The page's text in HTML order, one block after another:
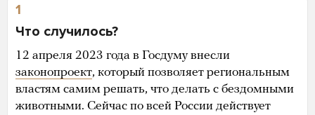
1
Что случилось?
12 апреля 2023 года в Госдуму внесли
законопроект, который позволяет региональным
властям самим решать, что делать с бездомными
животными. Сейчас по всей России действует